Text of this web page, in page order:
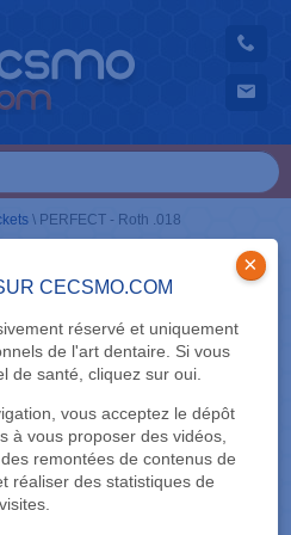
CECSMO.COM
réservé et uniquement
de l'art dentaire. Si vous
de santé, cliquez sur oui.
vous acceptez le dépôt
à vous proposer des vidéos,
remontées de contenus de
réaliser des statistiques de
visites.
×
\ PERFECT - Roth .018